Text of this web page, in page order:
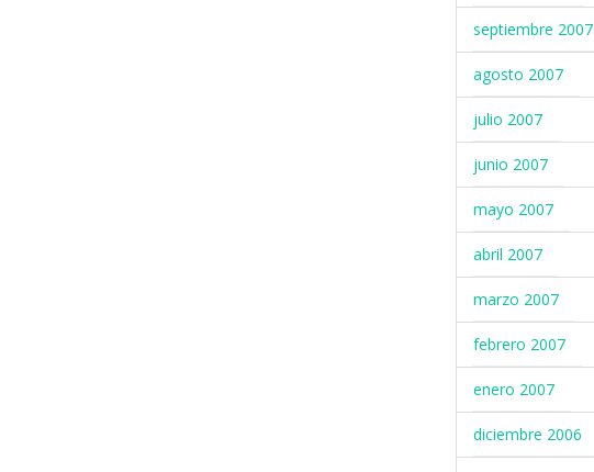
septiembre 2007
agosto 2007
julio 2007
junio 2007
mayo 2007
abril 2007
marzo 2007
febrero 2007
enero 2007
diciembre 2006